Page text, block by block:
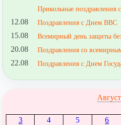
Прикольные поздравления
12.08 Поздравления с Днем ВВС
15.08 Всемирный день защиты
20.08 Поздравления со
22.08 Поздравления с Днем
Август
3
4 5 6